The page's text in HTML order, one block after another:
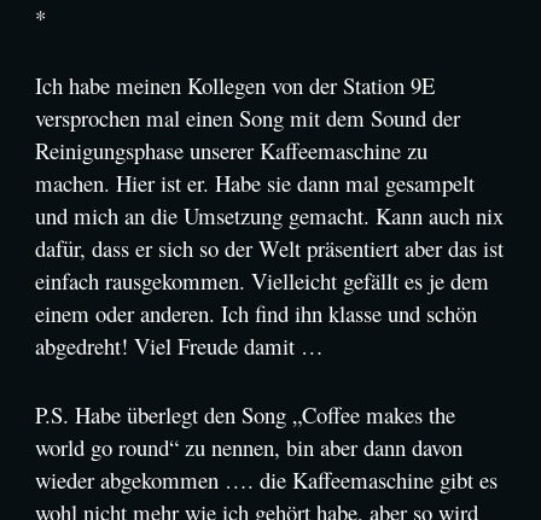
*
Ich habe meinen Kollegen von der Station 9E
versprochen mal einen Song mit dem Sound der
Reinigungsphase unserer Kaffeemaschine zu
machen. Hier ist er. Habe sie dann mal gesampelt
und mich an die Umsetzung gemacht. Kann auch nix
dafür, dass er sich so der Welt präsentiert aber das ist
einfach rausgekommen. Vielleicht gefällt es je dem
einem oder anderen. Ich find ihn klasse und schön
abgedreht! Viel Freude damit …
P.S. Habe überlegt den Song „Coffee makes the
world go round“ zu nennen, bin aber dann davon
wieder abgekommen …. die Kaffeemaschine gibt es
wohl nicht mehr wie ich gehört habe, aber so wird